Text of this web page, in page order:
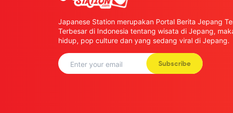
Japanese Station merupakan Portal Berita Jepang
Terbesar di Indonesia tentang wisata di Jepang,
hidup, pop culture dan yang sedang viral di Jepang.
Subscribe